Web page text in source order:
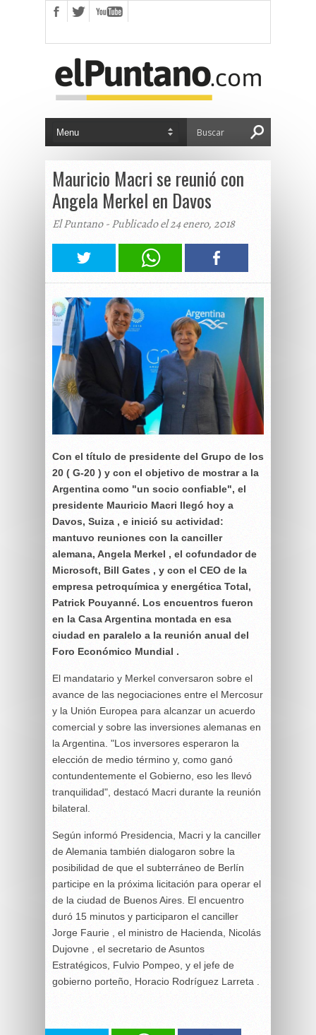
Mauricio Macri se reunió con
Angela Merkel en Davos
El Puntano - Publicado el 24 enero, 2018
Con el título de presidente del Grupo de los
20 ( G-20 ) y con el objetivo de mostrar a la
Argentina como "un socio confiable", el
presidente Mauricio Macri llegó hoy a
Davos, Suiza , e inició su actividad:
mantuvo reuniones con la canciller
alemana, Angela Merkel , el cofundador de
Microsoft, Bill Gates , y con el CEO de la
empresa petroquímica y energética Total,
Patrick Pouyanné. Los encuentros fueron
en la Casa Argentina montada en esa
ciudad en paralelo a la reunión anual del
Foro Económico Mundial .
El mandatario y Merkel conversaron sobre el
avance de las negociaciones entre el Mercosur
y la Unión Europea para alcanzar un acuerdo
comercial y sobre las inversiones alemanas en
la Argentina. "Los inversores esperaron la
elección de medio término y, como ganó
contundentemente el Gobierno, eso les llevó
tranquilidad", destacó Macri durante la reunión
bilateral.
Según informó Presidencia, Macri y la canciller
de Alemania también dialogaron sobre la
posibilidad de que el subterráneo de Berlín
participe en la próxima licitación para operar el
de la ciudad de Buenos Aires. El encuentro
duró 15 minutos y participaron el canciller
Jorge Faurie , el ministro de Hacienda, Nicolás
Dujovne , el secretario de Asuntos
Estratégicos, Fulvio Pompeo, y el jefe de
gobierno porteño, Horacio Rodríguez Larreta .